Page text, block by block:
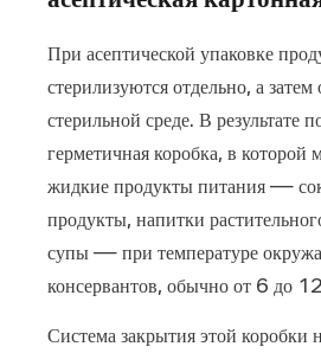
картонных
коробок
8
Совместимость
линий
и
автоматизированное
Стандарты
При асептической упаковке
стерилизуются отдельно, а
стерильной среде. В результате
герметичная коробка, в которой
жидкие продукты питания —
продукты, напитки
супы — при температуре
консервантов, обычно от 6 до
Система закрытия этой коробки